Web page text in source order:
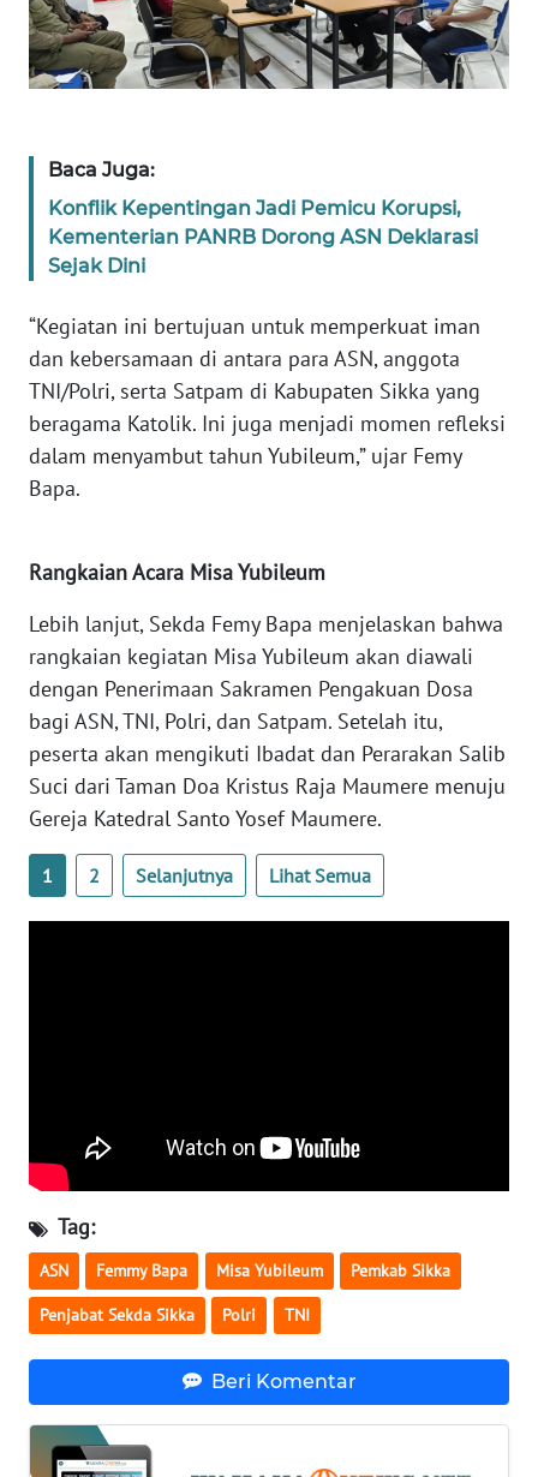
Baca Juga:
Konflik Kepentingan Jadi Pemicu Korupsi,
Kementerian PANRB Dorong ASN Deklarasi
Sejak Dini
“Kegiatan ini bertujuan untuk memperkuat iman
dan kebersamaan di antara para ASN, anggota
TNI/Polri, serta Satpam di Kabupaten Sikka yang
beragama Katolik. Ini juga menjadi momen refleksi
dalam menyambut tahun Yubileum,” ujar Femy
Bapa.
Rangkaian Acara Misa Yubileum
Lebih lanjut, Sekda Femy Bapa menjelaskan bahwa
rangkaian kegiatan Misa Yubileum akan diawali
dengan Penerimaan Sakramen Pengakuan Dosa
bagi ASN, TNI, Polri, dan Satpam. Setelah itu,
peserta akan mengikuti Ibadat dan Perarakan Salib
Suci dari Taman Doa Kristus Raja Maumere menuju
Gereja Katedral Santo Yosef Maumere.
1 2 Selanjutnya Lihat Semua
Tag:
ASN Femmy Bapa Misa Yubileum Pemkab Sikka
Penjabat Sekda Sikka Polri TNI
Beri Komentar
WN
SERAMBI
WN
SULTRA
NTB
WN
SULTENG
SULBAR
WN
BABEL
WN
SUMBAR
SUMSEL
WN
BENGKULU
WN
WN
WN
JATIM
WN
WN